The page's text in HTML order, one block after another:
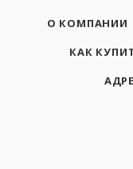
О КОМПАНИИ
КАК